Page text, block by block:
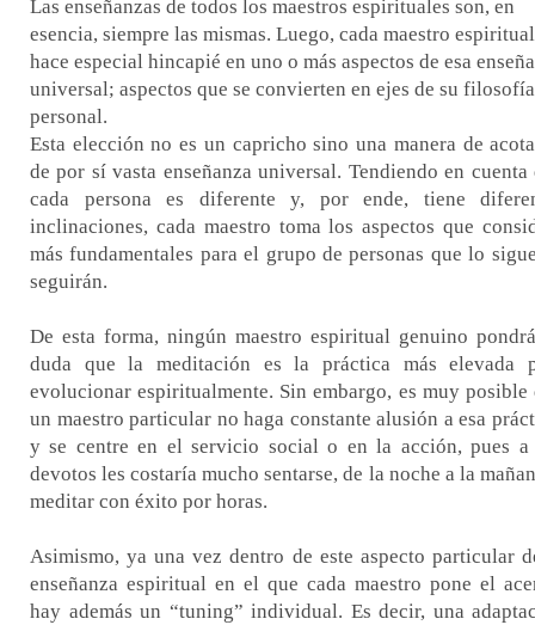
Las enseñanzas de todos los maestros espirituales son, en
esencia, siempre las mismas. Luego, cada maestro espiritual
hace especial hincapié en uno o más aspectos de esa
universal; aspectos que se convierten en ejes de su filosofía
personal.
Esta elección no es un capricho sino una manera de
de por sí vasta enseñanza universal. Tendiendo en cuenta
cada persona es diferente y, por ende, tiene
inclinaciones, cada maestro toma los aspectos que
más fundamentales para el grupo de personas que lo
seguirán.
De esta forma, ningún maestro espiritual genuino
duda que la meditación es la práctica más elevada
evolucionar espiritualmente. Sin embargo, es muy posible
un maestro particular no haga constante alusión a esa
y se centre en el servicio social o en la acción, pues a
devotos les costaría mucho sentarse, de la noche a la
meditar con éxito por horas.
Asimismo, ya una vez dentro de este aspecto particular
enseñanza espiritual en el que cada maestro pone el
hay además un “tuning” individual. Es decir, una